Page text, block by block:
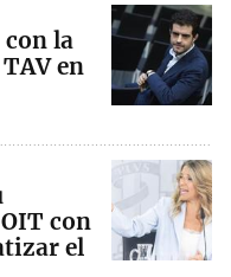
la
en
con
el